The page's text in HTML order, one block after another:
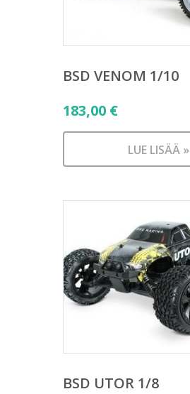
BSD VENOM 1/10
183,00 €
LUE LISÄÄ »
BSD UTOR 1/8